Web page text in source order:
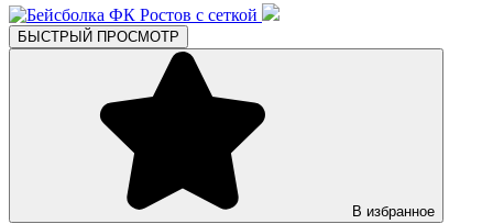
БЫСТРЫЙ ПРОСМОТР
В избранное